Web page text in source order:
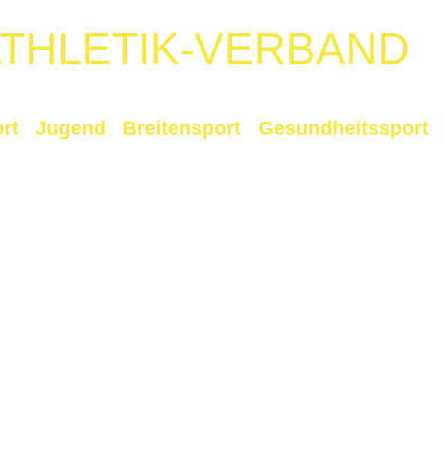
VERBAND
Jugend Breitensport Gesundheitssport